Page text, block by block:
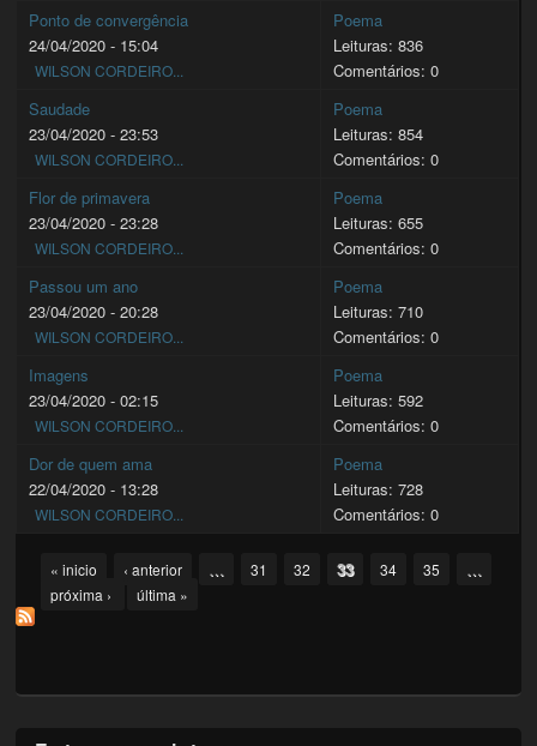
Ponto de convergência
24/04/2020 - 15:04
WILSON CORDEIRO...
Poema
Leituras: 836
Comentários: 0
Saudade
23/04/2020 - 23:53
WILSON CORDEIRO...
Poema
Leituras: 854
Comentários: 0
Flor de primavera
23/04/2020 - 23:28
WILSON CORDEIRO...
Poema
Leituras: 655
Comentários: 0
Passou um ano
23/04/2020 - 20:28
WILSON CORDEIRO...
Poema
Leituras: 710
Comentários: 0
Imagens
23/04/2020 - 02:15
WILSON CORDEIRO...
Poema
Leituras: 592
Comentários: 0
Dor de quem ama
22/04/2020 - 13:28
WILSON CORDEIRO...
Poema
Leituras: 728
Comentários: 0
Pages« inicio ‹ anterior … 31 32 33 34 35 …
próxima › última »